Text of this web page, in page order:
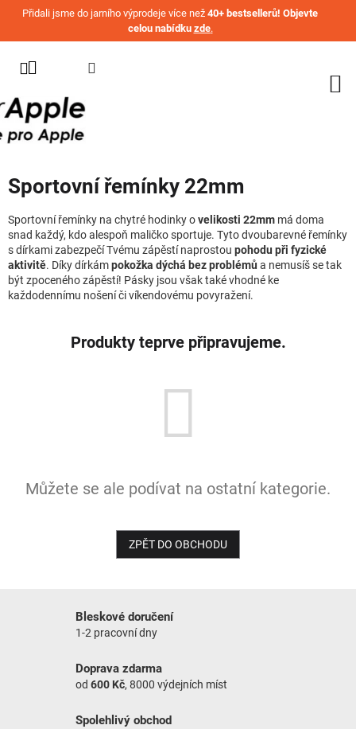
Přejít na obsah
Přidali jsme do jarního výprodeje více než 40+ bestsellerů! Objevte
celou nabídku zde.
IPHONE
MACBOOK
AIRPODS
AIRTAG
OSTATNÍ
ZNAČKY
Sportovní řemínky 22mm
Sportovní řemínky na chytré hodinky ovelikosti 22mm má doma
snad každý, kdo alespoň maličko sportuje. Tyto dvoubarevné řemínky
s dírkami zabezpečí Tvému zápěstí naprostou pohodu při fyzické
aktivitě. Díky dírkámpokožka dýchá bez problémů a nemusíš se tak
být zpoceného zápěstí! Pásky jsou však také vhodné ke
každodennímu nošení či víkendovému povyražení.
Produkty teprve připravujeme.
Můžete se ale podívat na ostatní kategorie.
ZPĚT DO OBCHODU
Bleskové doručení
1-2 pracovní dny
Doprava zdarma
od 600 Kč, 8000 výdejních míst
Spolehlivý obchod